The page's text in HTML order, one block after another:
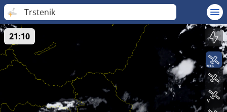
Trstenik
21:10